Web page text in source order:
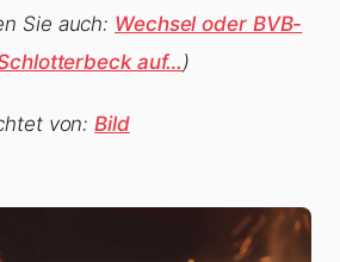
Sie auch: Wechsel oder BVB-
auf…)
von:Bild